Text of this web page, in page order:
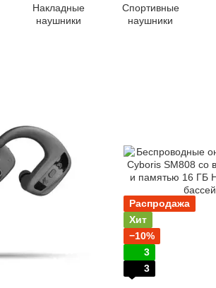
Накладные
наушники
Спортивные
наушники
Распродажа
Хит
−10%
3
3